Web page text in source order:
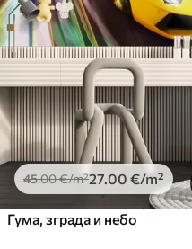
45.00€/m²27 .00 €/m²
Гума, зграда и небо